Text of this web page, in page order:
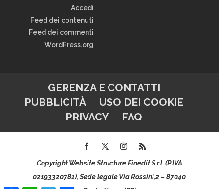
Accedi
Feed dei contenuti
Feed dei commenti
WordPress.org
GERENZA E CONTATTI
PUBBLICITÀ
USO DEI COOKIE
PRIVACY
FAQ
Copyright Website Structure Finedit S.r.l. (P.IVA
02193320781), Sede legale Via Rossini,2 – 87040